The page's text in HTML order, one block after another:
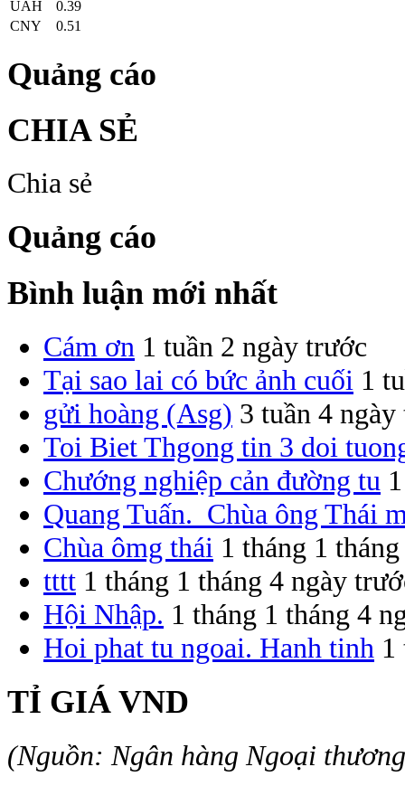
UAH
0.39
CNY
0.51
Quảng cáo
CHIA SẺ
Chia sẻ
Quảng cáo
Bình luận mới nhất
Cám ơn 1 tuần 2 ngày trước
Tại sao lai có bức ảnh cuối 1
gửi hoàng (Asg) 3 tuần 4
Toi Biet Thgong tin 3 doi
Chướng nghiệp cản đường tu
Quang Tuấn. Chùa ông Thái
Chùa ômg thái 1 tháng 1
tttt 1 tháng 1 tháng 4 ngày
Hội Nhập. 1 tháng 1 tháng 4
Hoi phat tu ngoai. Hanh tinh 1
TỈ GIÁ VND
(Nguồn: Ngân hàng Ngoại